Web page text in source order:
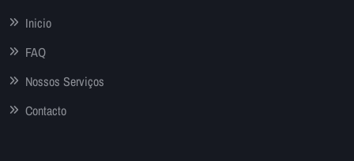
Inicio
FAQ
Nossos Serviços
Contacto